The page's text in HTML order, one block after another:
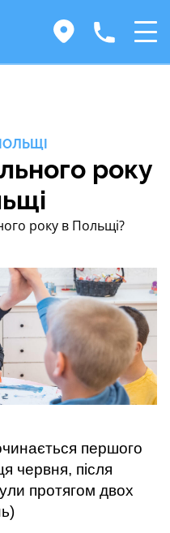
року
року в Польщі?
першого
червня, після
протягом двох